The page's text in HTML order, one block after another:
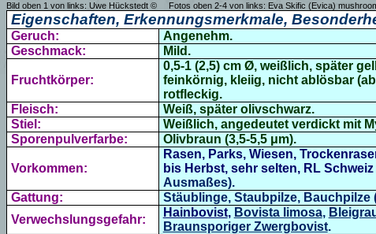
Bild oben 1 von links: Uwe Hückstedt © Fotos oben 2-4 von links: Eva Skific (Evica)
Eigenschaften, Erkennungsmerkmale,
Geruch:
Angenehm.
Geschmack:
Mild.
Fruchtkörper:
0,5-1 (2,5) cm Ø, weißlich, später
feinkörnig, kleiig, nicht ablösbar
rotfleckig.
Fleisch:
Weiß, später olivschwarz.
Stiel:
Weißlich, angedeutet verdickt mit
Sporenpulverfarbe:
Olivbraun (3,5-5,5 μm).
Vorkommen:
Rasen, Parks, Wiesen,
bis Herbst, sehr selten, RL Schweiz
Ausmaßes).
Gattung:
Stäublinge, Staubpilze, Bauchpilze
Verwechslungsgefahr:
Hainbovist, Bovista limosa,
Braunsporiger Zwergbovist.